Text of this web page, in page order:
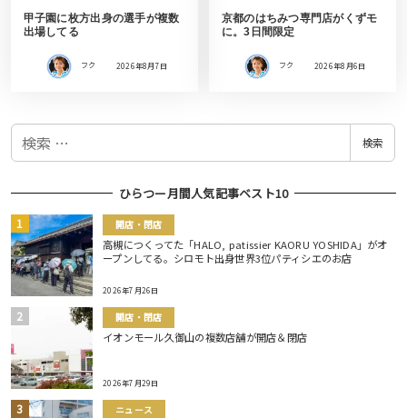
甲子園に枚方出身の選手が複数
出場してる
フク 2026年8月7日
京都のはちみつ専門店がくずモ
に。3日間限定
フク 2026年8月6日
検
検索
ひらつー月間人気記事ベスト10
開店・閉店
高槻につくってた「HALO, patissier KAORU YOSHIDA」がオ
ープンしてる。シロモト出身世界3位パティシエのお店
2026年7月26日
開店・閉店
イオンモール久御山の複数店舗が開店＆閉店
2026年7月29日
ニュース